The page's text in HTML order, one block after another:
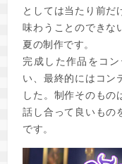
としては当たり前だ
味わうことのできな
夏の制作です。
完成した作品をコ
い、最終的にはコン
した。制作そのもの
話し合って良いもの
です。